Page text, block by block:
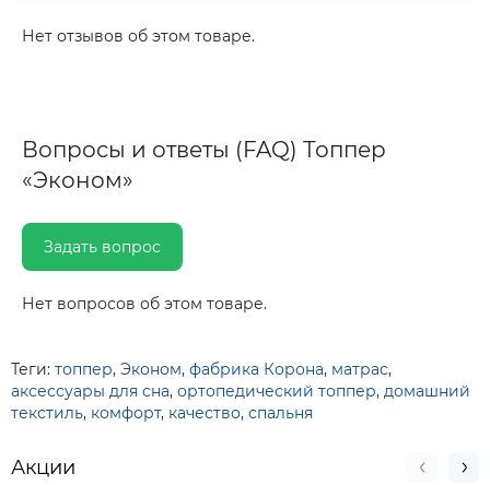
Нет отзывов об этом товаре.
Вопросы и ответы (FAQ) Топпер
«Эконом»
Задать вопрос
Нет вопросов об этом товаре.
Теги: топпер, Эконом, фабрика Корона, матрас,
аксессуары для сна, ортопедический топпер, домашний
текстиль, комфорт, качество, спальня
Акции